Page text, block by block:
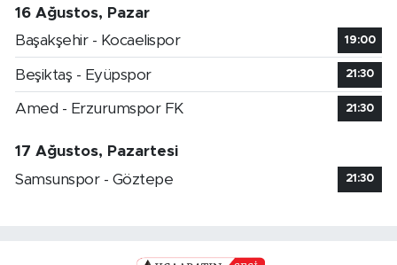
16 Ağustos, Pazar
Başakşehir - Kocaelispor
19:00
Beşiktaş - Eyüpspor 21:30
Amed - Erzurumspor FK 21:30
17 Ağustos, Pazartesi
Samsunspor - Göztepe
21:30